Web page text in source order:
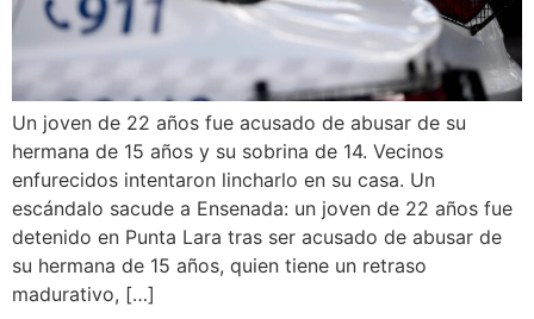
Un joven de 22 años fue acusado de abusar de su
hermana de 15 años y su sobrina de 14. Vecinos
enfurecidos intentaron lincharlo en su casa. Un
escándalo sacude a Ensenada: un joven de 22 años fue
detenido en Punta Lara tras ser acusado de abusar de
su hermana de 15 años, quien tiene un retraso
madurativo, […]